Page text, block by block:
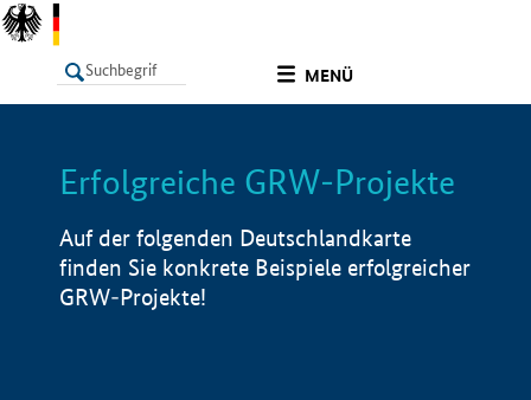
MENÜ
LISTE Info
Erfolgreiche GRW-Projekte
Auf der folgenden Deutschlandkarte
finden Sie konkrete Beispiele erfolgreicher
GRW-Projekte!